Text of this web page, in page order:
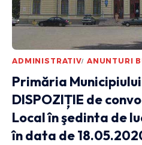
ADMINISTRATIV ANUNTURI
Primăria
DISPOZIȚIE de
Local în şedinta de
în data de